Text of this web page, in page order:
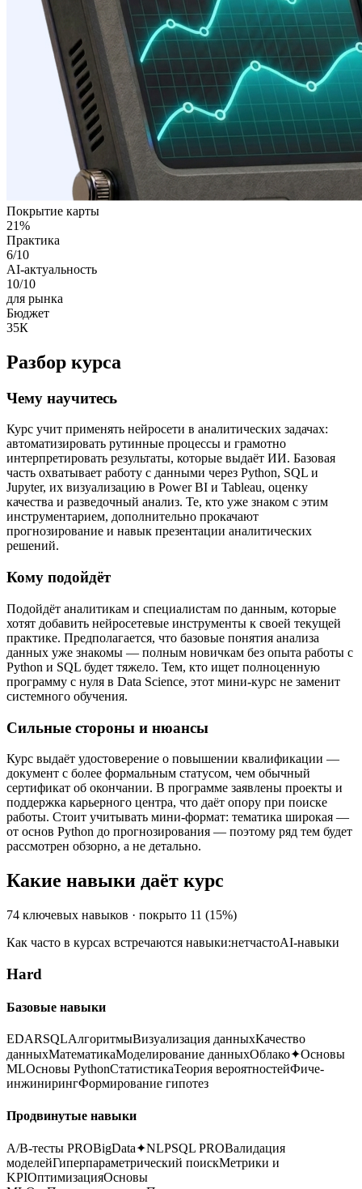
Покрытие карты
21%
Практика
6/10
AI-актуальность
10/10
для рынка
Бюджет
35К
Разбор курса
Чему научитесь
Курс учит применять нейросети в аналитических задачах:
автоматизировать рутинные процессы и грамотно
интерпретировать результаты, которые выдаёт ИИ. Базовая
часть охватывает работу с данными через Python, SQL и
Jupyter, их визуализацию в Power BI и Tableau, оценку
качества и разведочный анализ. Те, кто уже знаком с этим
инструментарием, дополнительно прокачают
прогнозирование и навык презентации аналитических
решений.
Кому подойдёт
Подойдёт аналитикам и специалистам по данным, которые
хотят добавить нейросетевые инструменты к своей текущей
практике. Предполагается, что базовые понятия анализа
данных уже знакомы — полным новичкам без опыта работы с
Python и SQL будет тяжело. Тем, кто ищет полноценную
программу с нуля в Data Science, этот мини-курс не заменит
системного обучения.
Сильные стороны и нюансы
Курс выдаёт удостоверение о повышении квалификации —
документ с более формальным статусом, чем обычный
сертификат об окончании. В программе заявлены проекты и
поддержка карьерного центра, что даёт опору при поиске
работы. Стоит учитывать мини-формат: тематика широкая —
от основ Python до прогнозирования — поэтому ряд тем будет
рассмотрен обзорно, а не детально.
Какие навыки даёт курс
74 ключевых навыков · покрыто 11 (15%)
Как часто в курсах встречаются навыки:нетчастоAI-навыки
Hard
Базовые навыки
EDARSQLАлгоритмыВизуализация данныхКачество
данныхМатематикаМоделирование данныхОблако✦Основы
MLОсновы PythonСтатистикаТеория вероятностейФиче-
инжинирингФормирование гипотез
Продвинутые навыки
A/B-тесты PROBigData✦NLPSQL PROВалидация
моделейГиперпараметрический поискМетрики и
KPIОптимизацияОсновы